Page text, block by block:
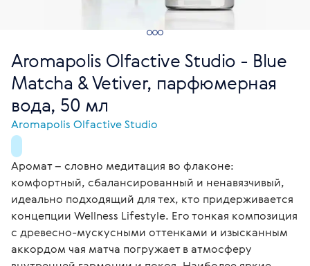
Aromapolis Olfactive Studio - Blue
Matcha & Vetiver, парфюмерная
вода, 50 мл
Aromapolis Olfactive Studio
Аромат – словно медитация во флаконе:
комфортный, сбалансированный и ненавязчивый,
идеально подходящий для тех, кто придерживается
концепции Wellness Lifestyle. Его тонкая композиция
с древесно-мускусными оттенками и изысканным
аккордом чая матча погружает в атмосферу